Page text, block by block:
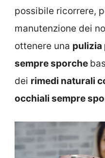
possibile ricorrere,
manutenzione dei
ottenere una pulizia
sempre sporche
dei rimedi naturali
occhiali sempre